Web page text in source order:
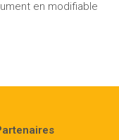
en modifiable